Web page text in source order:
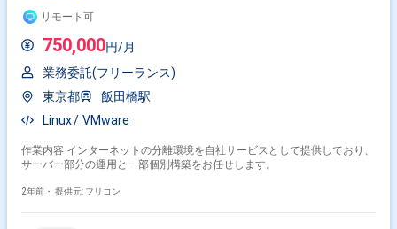
リモート可
750,000円/月
業務委託(フリーランス)
東京都
飯田橋駅
Linux
VMware
作業内容 インターネットの分離環境を自社サービスとして提供しており、
サーバー部分の運用と一部個別構築をお任せします。
2年前・ 提供元: フリコン